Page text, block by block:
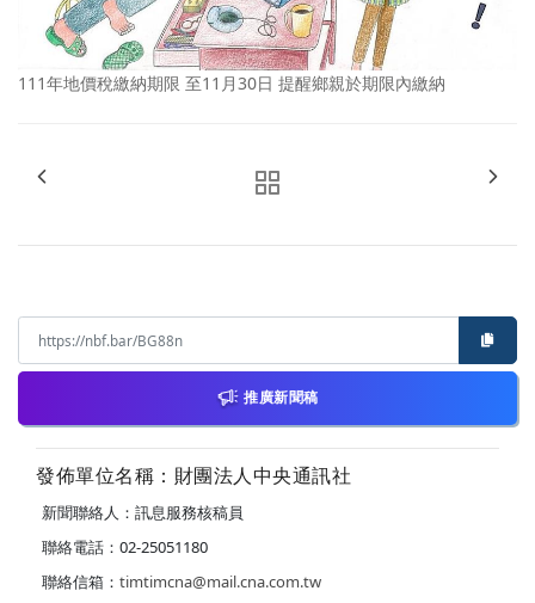
111年地價稅繳納期限 至11月30日 提醒鄉親於期限內繳納
推廣新聞稿
發佈單位名稱：財團法人中央通訊社
新聞聯絡人：訊息服務核稿員
聯絡電話：02-25051180
聯絡信箱： timtimcna@mail.cna.com.tw